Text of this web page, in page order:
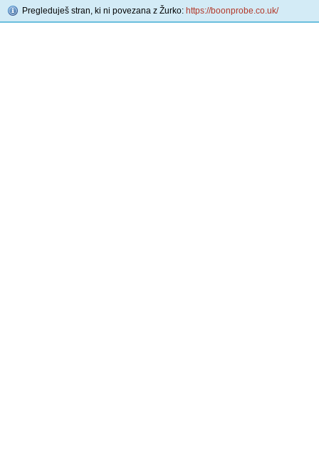
Pregleduješ stran, ki ni povezana z Žurko: https://boonprobe.co.uk/